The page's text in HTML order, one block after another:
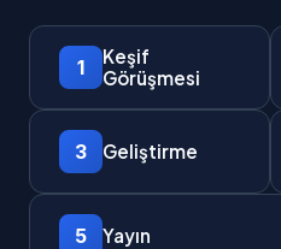
1
Keşif
Görüşmesi
3 Geliştirme
5 Yayın